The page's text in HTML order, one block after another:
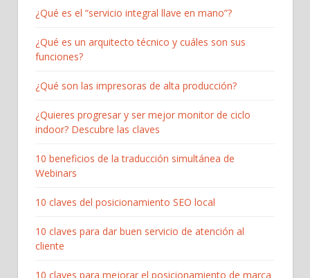
¿Qué es el “servicio integral llave en mano”?
¿Qué es un arquitecto técnico y cuáles son sus
funciones?
¿Qué son las impresoras de alta producción?
¿Quieres progresar y ser mejor monitor de ciclo
indoor? Descubre las claves
10 beneficios de la traducción simultánea de
Webinars
10 claves del posicionamiento SEO local
10 claves para dar buen servicio de atención al
cliente
10 claves para mejorar el posicionamiento de marca